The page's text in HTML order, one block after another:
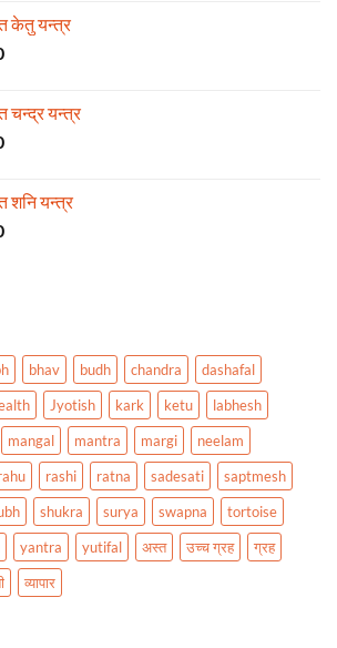
केतु यन्त्र
चन्द्र यन्त्र
शनि यन्त्र
bhav budh chandra
dashafal
Jyotish kark ketu
labhesh
mangal mantra margi
neelam
rashi ratna sadesati
saptmesh
shukra surya swapna
tortoise
yantra yutifal अस्त उच्च ग्रह
ग्रह
व्यापार